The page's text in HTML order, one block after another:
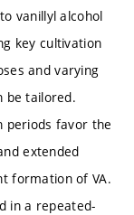
vanillyl alcohol
key cultivation
and varying
be tailored.
periods favor the
extended
formation of VA.
in a repeated-